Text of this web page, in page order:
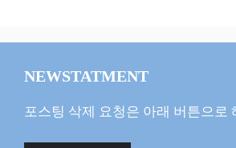
NEWSTATMENT
포스팅 삭제 요청은 아래 버튼으로